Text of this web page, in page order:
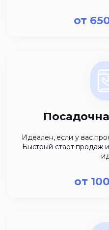
от
Идеален, если у вас
Быстрый старт продаж
от